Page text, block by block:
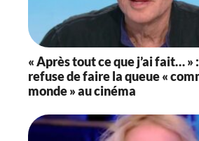
« Après tout ce que j’ai fait… »
refuse de faire la queue «
monde » au cinéma